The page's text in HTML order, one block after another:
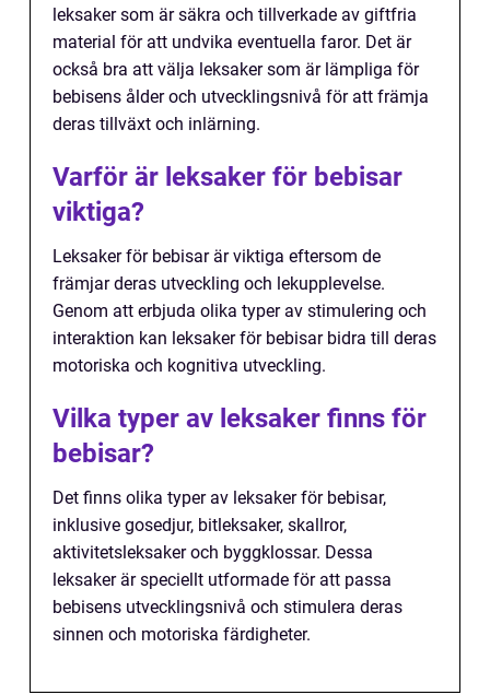
leksaker som är säkra och tillverkade av giftfria
material för att undvika eventuella faror. Det är
också bra att välja leksaker som är lämpliga för
bebisens ålder och utvecklingsnivå för att främja
deras tillväxt och inlärning.
Varför är leksaker för bebisar
viktiga?
Leksaker för bebisar är viktiga eftersom de
främjar deras utveckling och lekupplevelse.
Genom att erbjuda olika typer av stimulering och
interaktion kan leksaker för bebisar bidra till deras
motoriska och kognitiva utveckling.
Vilka typer av leksaker finns för
bebisar?
Det finns olika typer av leksaker för bebisar,
inklusive gosedjur, bitleksaker, skallror,
aktivitetsleksaker och byggklossar. Dessa
leksaker är speciellt utformade för att passa
bebisens utvecklingsnivå och stimulera deras
sinnen och motoriska färdigheter.